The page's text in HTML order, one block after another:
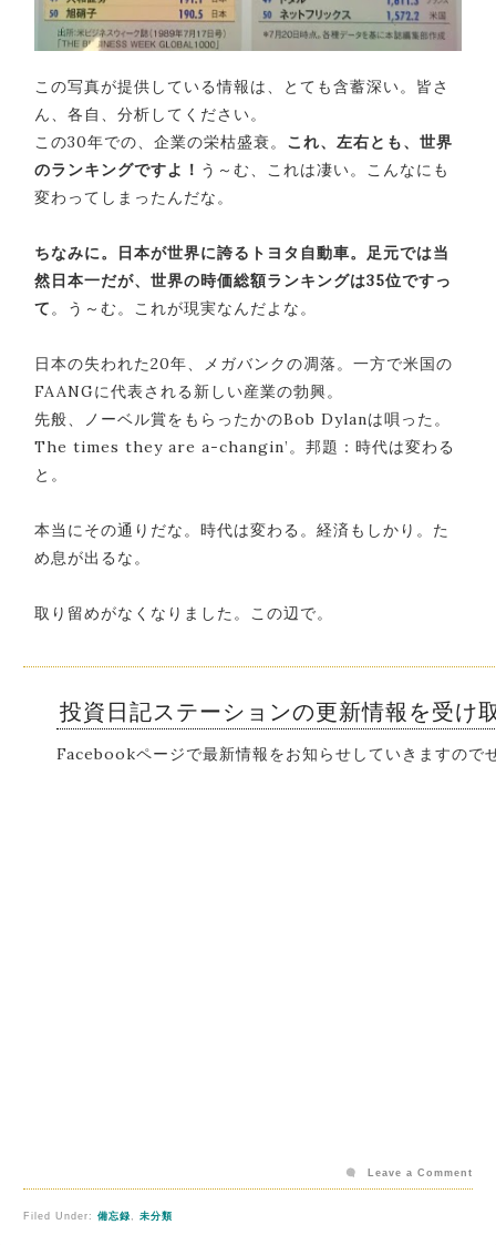
この写真が提供している情報は、とても含蓄深い。皆さ
ん、各自、分析してください。
この30年での、企業の栄枯盛衰。 これ、左右とも、世界
のランキングですよ！ う～む、これは凄い。こんなにも
変わってしまったんだな。
ちなみに。日本が世界に誇るトヨタ自動車。足元では当
然日本一だが、世界の時価総額ランキングは35位ですっ
て 。う～む。これが現実なんだよな。
日本の失われた20年、メガバンクの凋落。一方で米国の
FAANGに代表される新しい産業の勃興。
先般、ノーベル賞をもらったかのBob Dylanは唄った。
The times they are a-changin’。邦題：時代は変わる
と。
本当にその通りだな。時代は変わる。経済もしかり。た
め息が出るな。
取り留めがなくなりました。この辺で。
投資日記ステーションの更新情報を受け
Facebookページで最新情報をお知らせしていきますので
Filed Under: 備忘録 未分類
Leave a Comment